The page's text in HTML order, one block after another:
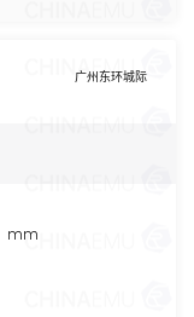
广州东环城际
mm